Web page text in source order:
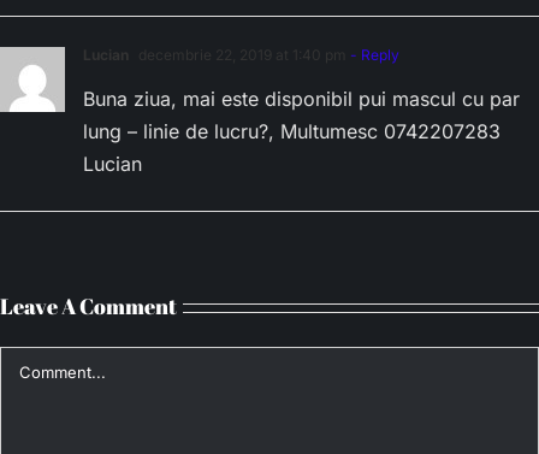
Lucian decembrie 22, 2019 at 1:40 pm - Reply
Buna ziua, mai este disponibil pui mascul cu par
lung – linie de lucru?, Multumesc 0742207283
Lucian
Leave A Comment
Comment